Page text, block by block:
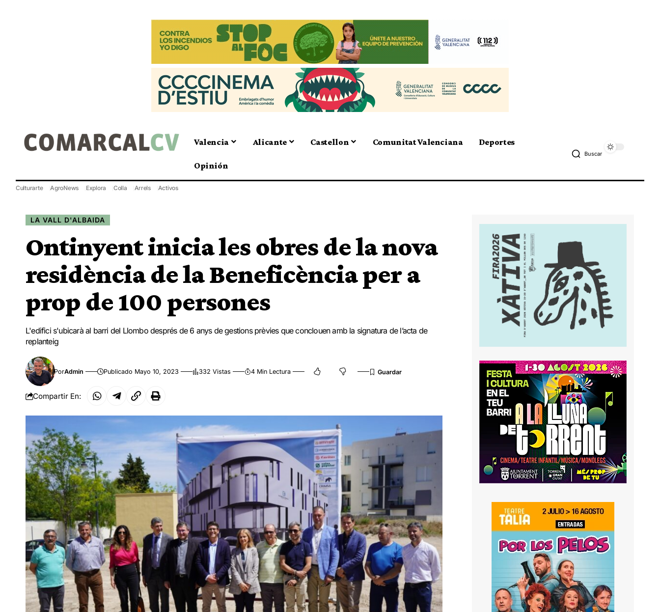
Valencia Alicante Castellon Comunitat Valenciana Deportes
Opinión
Buscar
Culturarte AgroNews Explora Colla Arrels Activos
LA VALL D'ALBAIDA
Ontinyent inicia les obres de la nova
residència de la Beneficència per a
prop de 100 persones
L'edifici s'ubicarà al barri del Llombo després de 6 anys de gestions prèvies que conclouen amb la signatura de l’acta de
replanteig
PorAdmin Publicado Mayo 10, 2023 332 Vistas 4 Min Lectura
Compartir En: